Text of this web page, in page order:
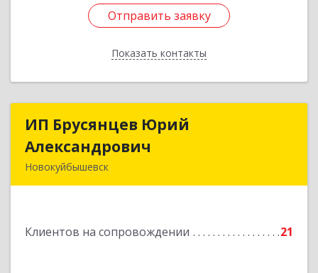
Отправить заявку
Показать контакты
Отправить заявку
Назад
ИП Брусянцев Юрий
Александрович
Новокуйбышевск
Клиентов на сопровождении 21
ИП Брусянцев Юрий
Подробнее